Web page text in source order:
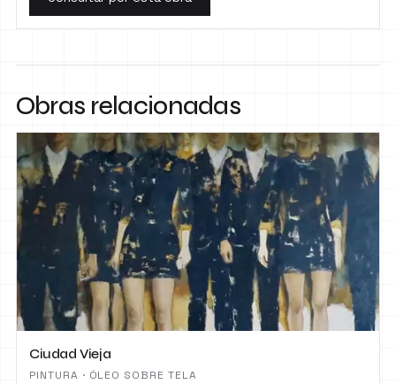
Obras relacionadas
Ciudad Vieja
PINTURA · ÓLEO SOBRE TELA